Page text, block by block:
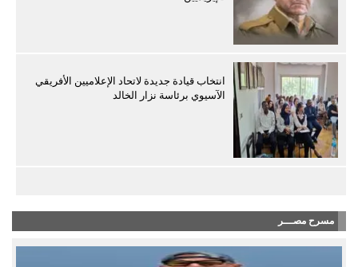
انتخاب قيادة جديدة لاتحاد الإعلاميين الأفريقي
الآسيوي برئاسة نزار الخالد
مسرح مصـــر